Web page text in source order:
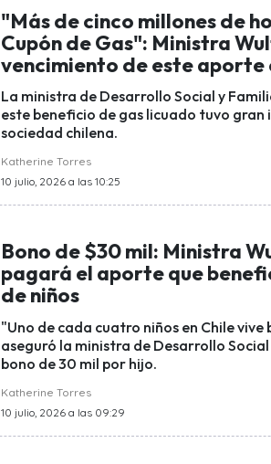
"Más de cinco millones de
Cupón de Gas": Ministra
vencimiento de este aporte
La ministra de Desarrollo Social y
este beneficio de gas licuado tuvo gran
sociedad chilena.
Katherine Torres
10 julio, 2026 a las 10:25
Bono de $30 mil: Ministra
pagará el aporte que
de niños
"Uno de cada cuatro niños en Chile
aseguró la ministra de Desarrollo
bono de 30 mil por hijo.
Katherine Torres
10 julio, 2026 a las 09:29